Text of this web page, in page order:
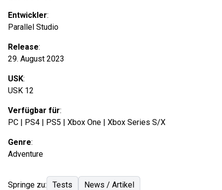
Entwickler:
Parallel Studio
Release:
29. August 2023
USK:
USK 12
Verfügbar für:
PC | PS4 | PS5 | Xbox One | Xbox Series S/X
Genre:
Adventure
Springe zu: Tests News / Artikel